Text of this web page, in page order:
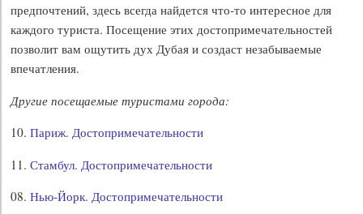
предпочтений, здесь всегда найдется что-то интересное для
каждого туриста. Посещение этих достопримечательностей
позволит вам ощутить дух Дубая и создаст незабываемые
впечатления.
Другие посещаемые туристами города:
10.Париж. Достопримечательности
11.Стамбул. Достопримечательности
08.Нью-Йорк. Достопримечательности